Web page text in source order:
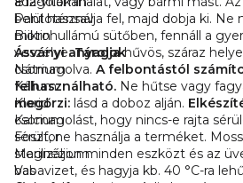
belül használja fel, majd dobja ki. Ne
mikrohullámú sütőben, fennáll a
veszélye. Tároljahűvös, száraz
csomagolva. A felbontástól
felhasználható. Ne hűtse vagy
megőrzi: lásd a doboz alján.
csomagolást, hogy nincs-e rajta
sérült, ne használja a terméket.
sterilizáljon minden eszközt és az
babavizet, és hagyja kb. 40 °C-ra
Pantoténsav
Biotin
Ásványi anyagok
Nátrium
Kálium
Klorid
Kalcium
Foszfor
Magnézium
Vas